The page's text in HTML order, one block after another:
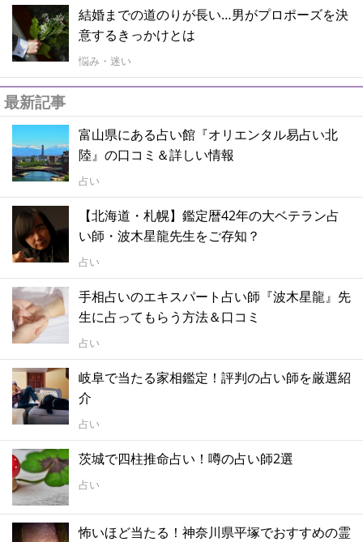
結婚までの道のりが長い…男がプロポーズを決
意するきっかけとは
悩み・迷い
最新記事
富山県にある占い館『オリエンタル易占い北
陸』の口コミ＆詳しい情報
占い
【北海道・札幌】鑑定暦42年の大ベテラン占
い師・波木星龍先生をご存知？
占い
手相占いのエキスパート占い師『波木星龍』先
生に占ってもらう方法＆口コミ
占い
岐阜で当たる家相鑑定！評判の占い師を厳選紹
介
占い
茨城で四柱推命占い！噂の占い師2選
占い
怖いほど当たる！神奈川県平塚でおすすめの霊